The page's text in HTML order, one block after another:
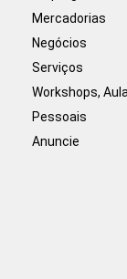
Mercadorias
Negócios
Serviços
Workshops,
Pessoais
Anuncie